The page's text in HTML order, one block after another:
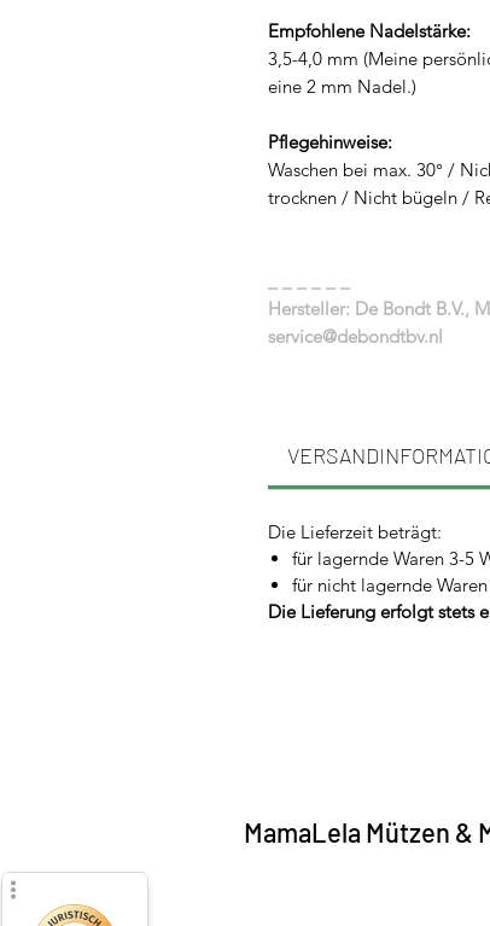
Empfohlene Nadelstärke:
3,5-4,0 mm (Meine
eine 2 mm Nadel.)
Pflegehinweise:
Waschen bei max. 30° /
trocknen / Nicht bügeln /
Hersteller: De Bondt B.V.,
service@debondtbv.nl
Die Lieferzeit beträgt:
für lagernde Waren 3-5
für nicht lagernde
Die Lieferung erfolgt stets
MamaLela Mützen &